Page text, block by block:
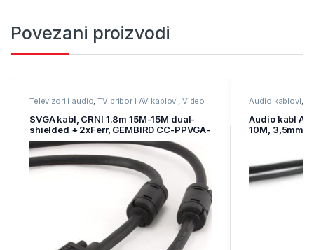
Povezani proizvodi
Televizori i audio,TV pribor i AV kablovi, Video
kablovi
SVGA kabl, CRNI 1.8m 15M-15M dual-
shielded + 2xFerr, GEMBIRD CC-PPVGA-
6B
Audio kablovi,
kablovi
Audio kabl
10M, 3,5mm